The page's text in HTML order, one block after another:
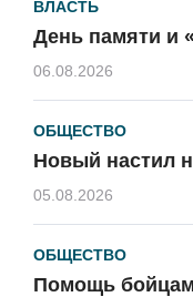
ВЛАСТЬ
День памяти и
06.08.2026
ОБЩЕСТВО
Новый настил
05.08.2026
ОБЩЕСТВО
Помощь бойцам